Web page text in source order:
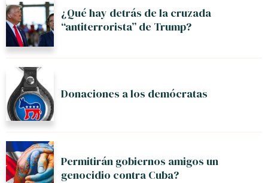
¿Qué hay detrás de la cruzada
“antiterrorista” de Trump?
Donaciones a los demócratas
Permitirán gobiernos amigos un
genocidio contra Cuba?